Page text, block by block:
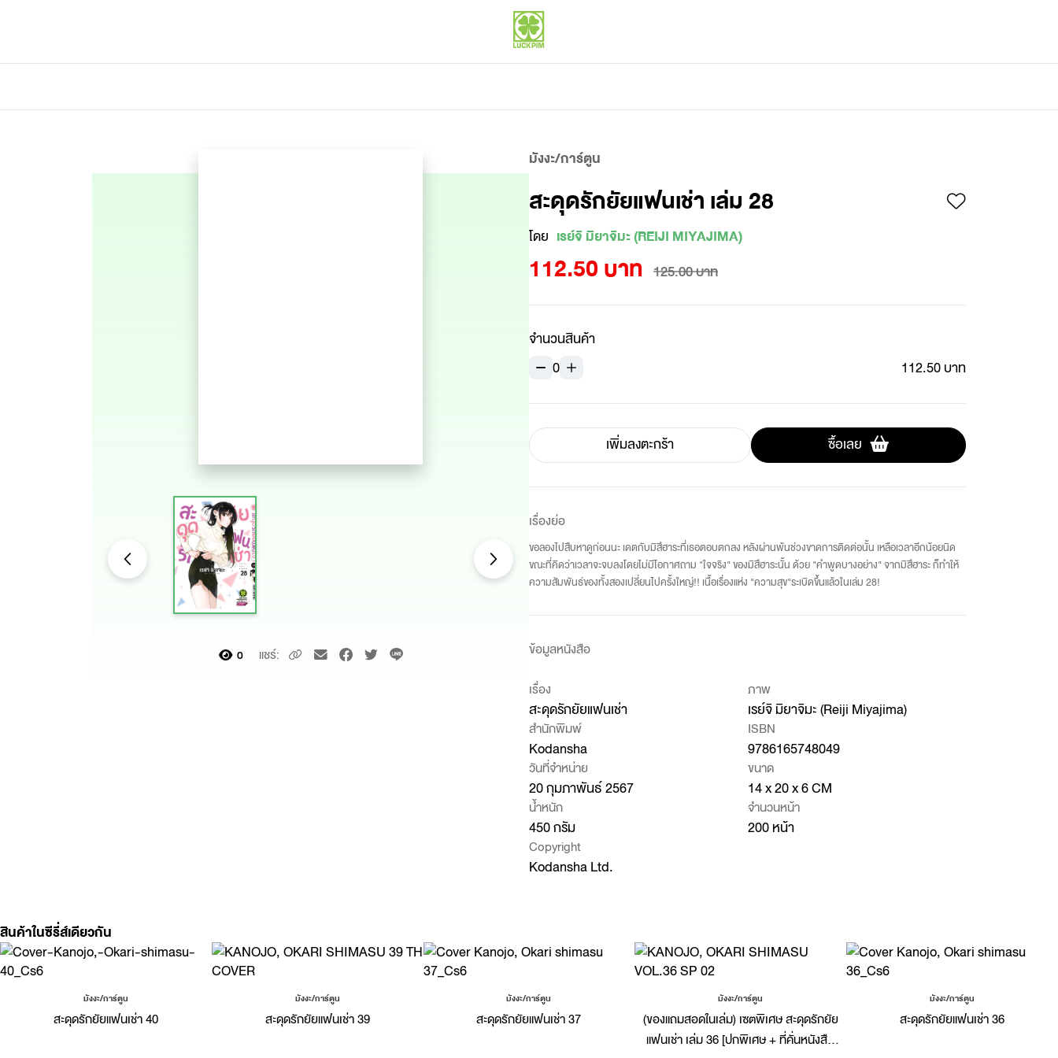
เข้าสู่ระบบ/สมัครสมาชิก
0 แชร์:
มังงะ/การ์ตูน
สะดุดรักยัยแฟนเช่า เล่ม 28
โดย เรย์จิ มิยาจิมะ (REIJI MIYAJIMA)
112.50 บาท 125.00 บาท
จำนวนสินค้า
0
112.50 บาท
เพิ่มลงตะกร้า ซื้อเลย
เรื่องย่อ
ขอลองไปสืบหาดูก่อนนะ เดตกับมิสึฮาระที่เธอตอบตกลง หลังผ่านพ้นช่วงขาดการติดต่อนั้น เหลือเวลาอีกน้อยนิด
ขณะที่คิดว่าเวลาจะจบลงโดยไม่มีโอกาศถาม "ใจจริง" ของมิสึฮาระนั้น ด้วย "คำพูดบางอย่าง" จากมิสึฮาระ ก็ทำให้
ความสัมพันธ์ของทั้งสองเปลี่ยนไปครั้งใหญ่!! เนื้อเรื่องแห่ง "ความสุข"ระเบิดขึ้นแล้วในเล่ม 28!
ข้อมูลหนังสือ
เรื่อง
สะดุดรักยัยแฟนเช่า
ภาพ
เรย์จิ มิยาจิมะ (Reiji Miyajima)
สำนักพิมพ์
Kodansha
ISBN
9786165748049
วันที่จำหน่าย
20 กุมภาพันธ์ 2567
ขนาด
14 x 20 x 6 CM
น้ำหนัก
450 กรัม
จำนวนหน้า
200 หน้า
Copyright
Kodansha Ltd.
สินค้าในซีรี่ส์เดียวกัน
มังงะ/การ์ตูน
สะดุดรักยัยแฟนเช่า 40
มังงะ/การ์ตูน
สะดุดรักยัยแฟนเช่า 39
มังงะ/การ์ตูน
สะดุดรักยัยแฟนเช่า 37
มังงะ/การ์ตูน
(ของแถมสอดในเล่ม) เซตพิเศษ สะดุดรักยัย
แฟนเช่า เล่ม 36 [ปกพิเศษ + ที่คั่นหนังสือ
มังงะ/การ์ตูน
สะดุดรักยัยแฟนเช่า 36